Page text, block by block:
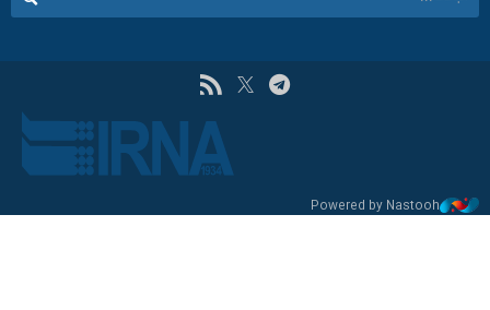
Powered by Nastooh